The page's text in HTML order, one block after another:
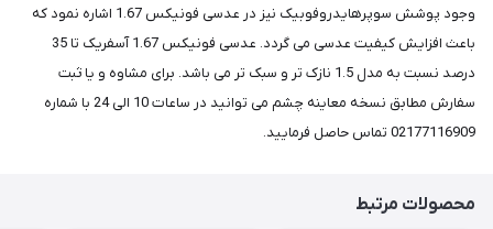
وجود پوشش سوپرهایدروفوبیک نیز در عدسی فونیکس 1.67 اشاره نمود که
باعث افزایش کیفیت عدسی می گردد. عدسی فونیکس 1.67 آسفریک تا 35
درصد نسبت به مدل 1.5 نازک تر و سبک تر می باشد. برای مشاوه و یا ثبت
سفارش مطابق نسخه معاینه چشم می توانید در ساعات 10 الی 24 با شماره
02177116909 تماس حاصل فرمایید.
محصولات مرتبط